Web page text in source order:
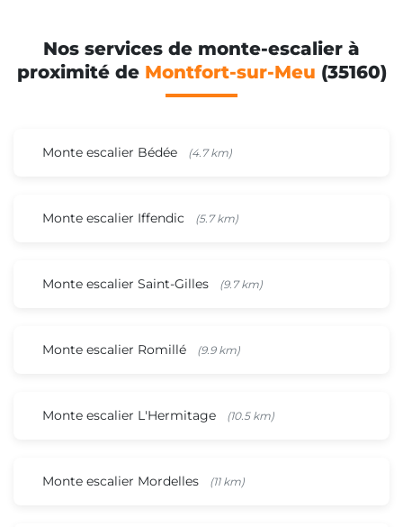
Nos services de monte-escalier à
proximité de Montfort-sur-Meu (35160)
Monte escalier Bédée (4.7 km)
Monte escalier Iffendic (5.7 km)
Monte escalier Saint-Gilles (9.7 km)
Monte escalier Romillé (9.9 km)
Monte escalier L'Hermitage (10.5 km)
Monte escalier Mordelles (11 km)